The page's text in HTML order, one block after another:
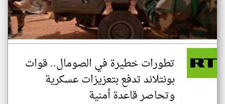
تطورات خطيرة في الصومال.. قوات
بونتلاند تدفع بتعزيزات عسكرية
وتحاصر قاعدة أمنية